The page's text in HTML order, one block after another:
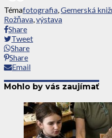
Témafotografia,Gemerská
Rožňava,výstava
Share
Tweet
Share
Share
Email
Mohlo by vás zaujímať